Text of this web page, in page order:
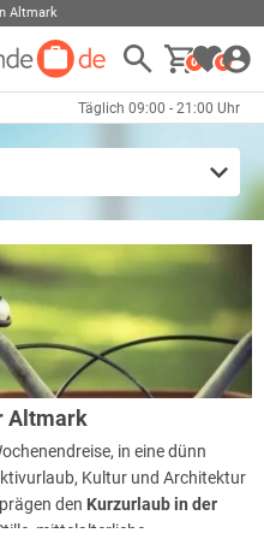
Altmark
0 0
Täglich 09:00 - 21:00 Uhr
Altmark
in eine dünn
Kultur und Architektur
den Kurzurlaub in der
mittelalterliche